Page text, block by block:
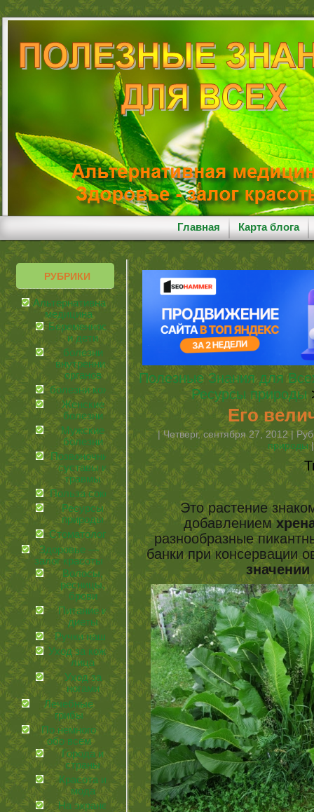
Главная Карта блога
РУБРИКИ
Альтернативная
медицина
Беременность
и дети
болезни
внутренних
органов
болезни кожи
Женские
болезни
Мужские
болезни
Позвоночник,
суставы и
травмы
Польза соков
Ресурсы
природы
Стоматология
Здоровье —
залог красоты
Волосы,
ресницы,
брови
Питание и
диеты
Ручки наши
Уход за кожей
лица
Уход за
ногами
Лечебные
грибы
По немного
обо всем
Города и
страны
Красота и
мода
На экране
Полезные Знания для
Ресурсы природы
Его
| Четверг, сентября 27, 2012 |
природы
Это растение
добавлением
разнообразные
банки при консервации